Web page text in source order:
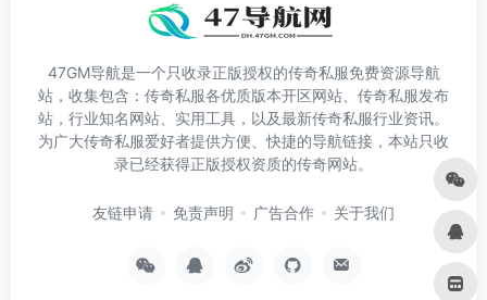
47GM导航是一个只收录正版授权的传奇私服免费资源导航
站，收集包含：传奇私服各优质版本开区网站、传奇私服发布
站，行业知名网站、实用工具，以及最新传奇私服行业资讯。
为广大传奇私服爱好者提供方便、快捷的导航链接，本站只收
录已经获得正版授权资质的传奇网站。
友链申请 免责声明 广告合作 关于我们